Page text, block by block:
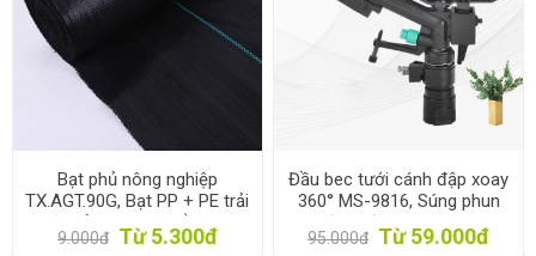
Bạt phủ nông nghiệp
TX.AGT.90G, Bạt PP + PE trải
diệt cỏ, Màng giữ ẩm cho
đất chống cỏ dại
9.000đ Từ 5.300đ
Đầu bec tưới cánh đập xoay
360° MS-9816, Súng phun
nước tưới cây 1" ren 32,
Sprinkler Big Gun
95.000đ Từ 59.000đ